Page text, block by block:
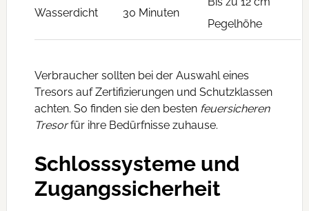
Wasserdicht 30 Minuten
Pegelhöhe
Verbraucher sollten bei der Auswahl eines
Tresors auf Zertifizierungen und Schutzklassen
achten. So finden sie den besten feuersicheren
Tresorfür ihre Bedürfnisse zuhause.
Schlosssysteme und
Zugangssicherheit